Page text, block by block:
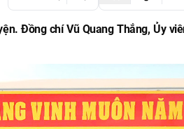
Đồng chí Vũ Quang Thắng, Ủy